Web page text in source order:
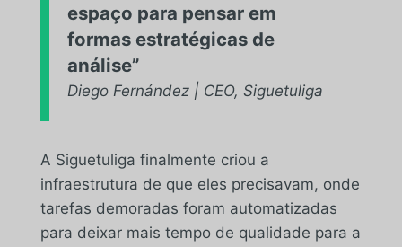
espaço para pensar em
formas estratégicas de
análise”
Diego Fernández | CEO, Siguetuliga
A Siguetuliga finalmente criou a
infraestrutura de que eles precisavam, onde
tarefas demoradas foram automatizadas
para deixar mais tempo de qualidade para a